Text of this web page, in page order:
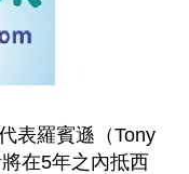
表羅賓遜（Tony
在5年之內抵西